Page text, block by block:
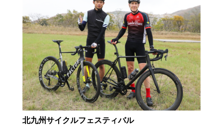
北九州サイクルフェスティバル